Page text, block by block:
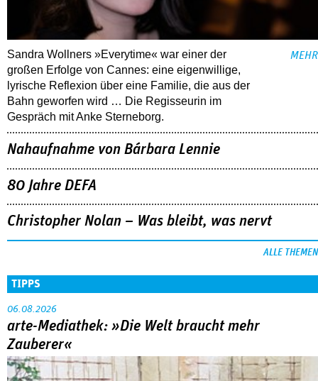
Sandra Wollners »Everytime« war einer der
großen Erfolge von Cannes: eine eigenwillige,
lyrische Reflexion über eine ­Familie, die aus der
Bahn geworfen wird … Die Regisseurin im
Gespräch mit Anke Sterneborg.
MEHR
Nahaufnahme von Bárbara Lennie
80 Jahre DEFA
Christopher Nolan – Was bleibt, was nervt
ALLE THEMEN
TIPPS
06.08.2026
arte-Mediathek: »Die Welt braucht mehr
Zauberer«